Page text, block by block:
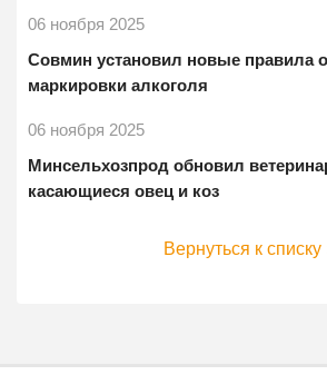
06 ноября 2025
Совмин установил новые правила
маркировки алкоголя
06 ноября 2025
Минсельхозпрод обновил
касающиеся овец и коз
Вернуться к списку